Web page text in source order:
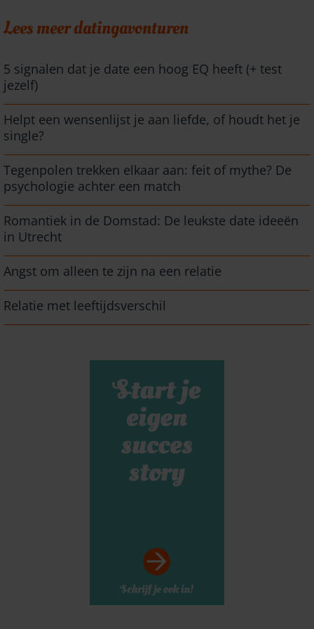
Lees meer datingavonturen
5 signalen dat je date een hoog EQ heeft (+ test
jezelf)
Helpt een wensenlijst je aan liefde, of houdt het je
single?
Tegenpolen trekken elkaar aan: feit of mythe? De
psychologie achter een match
Romantiek in de Domstad: De leukste date ideeën
in Utrecht
Angst om alleen te zijn na een relatie
Relatie met leeftijdsverschil